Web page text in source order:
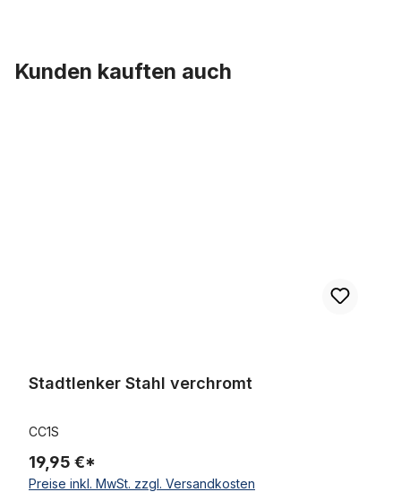
Kunden kauften auch
Stadtlenker Stahl verchromt
CC1S
19,95 €*
Preise inkl. MwSt. zzgl. Versandkosten